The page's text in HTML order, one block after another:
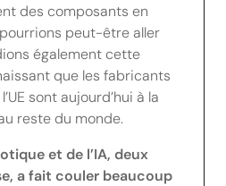
des composants en
peut-être aller
également cette
que les fabricants
sont aujourd’hui à la
reste du monde.
et de l’IA, deux
a fait couler beaucoup